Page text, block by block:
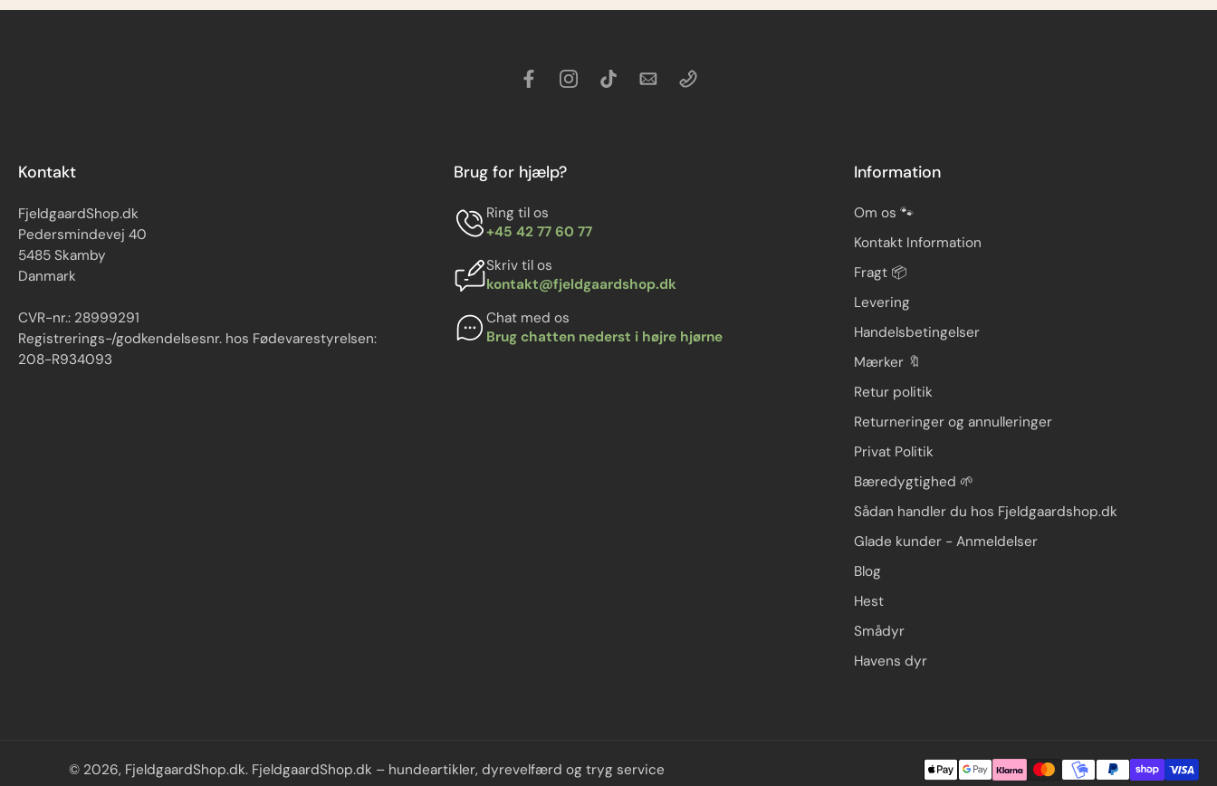
Kontakt
FjeldgaardShop.dk
Pedersmindevej 40
5485 Skamby
Danmark
CVR-nr.: 28999291
Registrerings-/godkendelsesnr. hos Fødevarestyrelsen:
208-R934093
Brug for hjælp?
Ring til os
+45 42 77 60 77
Skriv til os
kontakt@fjeldgaardshop.dk
Chat med os
Brug chatten nederst i højre hjørne
Information
Om os 🐾
Kontakt Information
Fragt 📦
Levering
Handelsbetingelser
Mærker 🔖
Retur politik
Returneringer og annulleringer
Privat Politik
Bæredygtighed 🌱
Sådan handler du hos Fjeldgaardshop.dk
Glade kunder - Anmeldelser
Blog
Hest
Smådyr
Havens dyr
© 2026, FjeldgaardShop.dk. FjeldgaardShop.dk – hundeartikler, dyrevelfærd og tryg service